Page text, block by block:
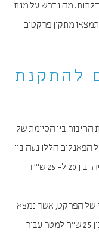
מה נדרש על מנת
מתקין פרקטים
להתקנת
בין הסיומת של
הללו נעה בין
10 ל – 20 ש"ח למטר עבור פרקט למינציה ובין 20 ל- 25 ש"ח
של הפרקט, אשר נמצא
מתחת לדלת. טווח המחירים לספים נע בין 25 ש"ח למטר עבור